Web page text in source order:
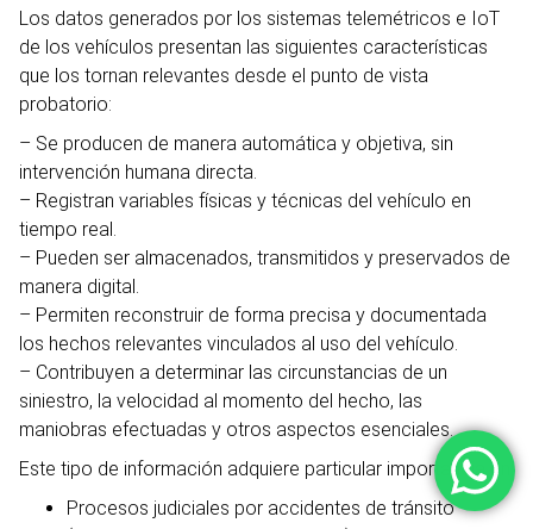
Los datos generados por los sistemas telemétricos e IoT
de los vehículos presentan las siguientes características
que los tornan relevantes desde el punto de vista
probatorio:
– Se producen de manera automática y objetiva, sin
intervención humana directa.
– Registran variables físicas y técnicas del vehículo en
tiempo real.
– Pueden ser almacenados, transmitidos y preservados de
manera digital.
– Permiten reconstruir de forma precisa y documentada
los hechos relevantes vinculados al uso del vehículo.
– Contribuyen a determinar las circunstancias de un
siniestro, la velocidad al momento del hecho, las
maniobras efectuadas y otros aspectos esenciales.
Este tipo de información adquiere particular importancia en:
Procesos judiciales por accidentes de tránsito